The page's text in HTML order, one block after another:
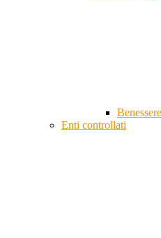
Enti controllati